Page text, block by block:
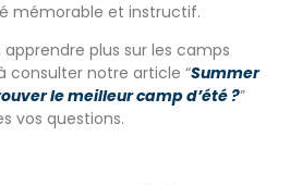
mémorable et instructif.
plus sur les camps
consulter notre article “Summer
le meilleur camp d’été ?”
vos questions.